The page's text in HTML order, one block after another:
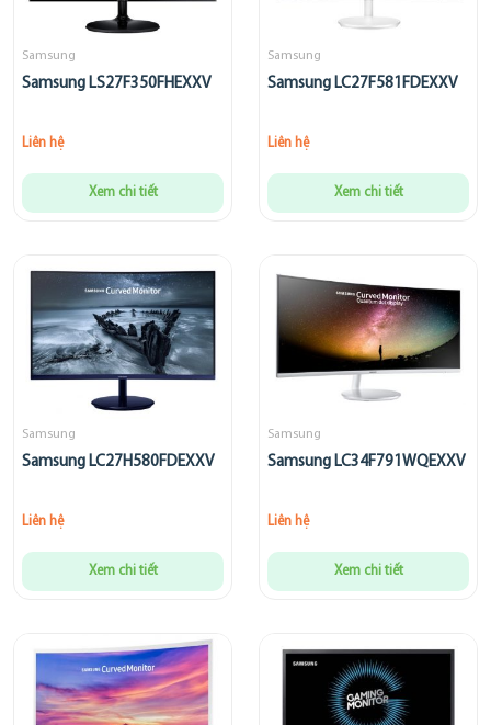
Samsung
Samsung LS27F350FHEXXV
Liên hệ
Xem chi tiết
Samsung
Samsung LC27F581FDEXXV
Liên hệ
Xem chi tiết
Samsung
Samsung LC27H580FDEXXV
Liên hệ
Xem chi tiết
Samsung
Samsung LC34F791WQEXXV
Liên hệ
Xem chi tiết